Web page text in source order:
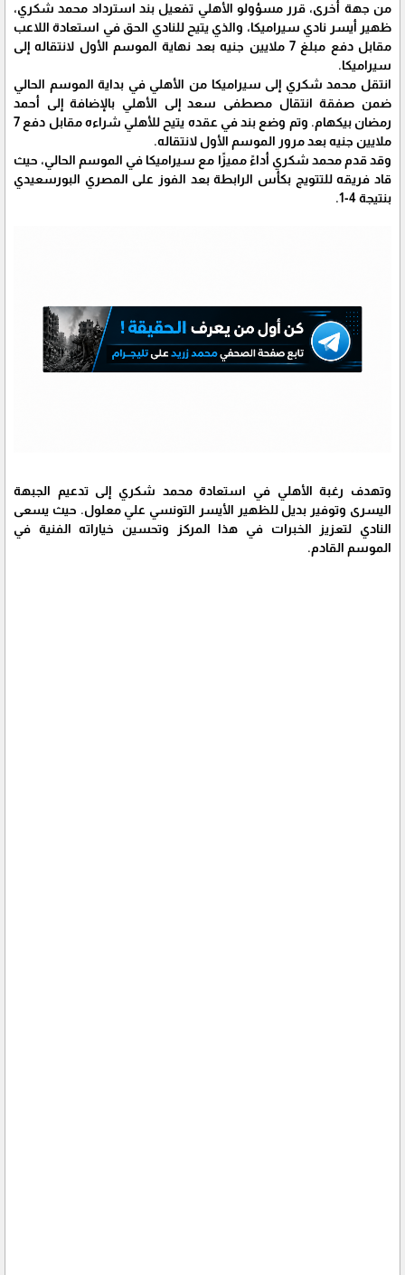
من جهة أخرى، قرر مسؤولو الأهلي تفعيل بند استرداد محمد شكري،
ظهير أيسر نادي سيراميكا، والذي يتيح للنادي الحق في استعادة اللاعب
مقابل دفع مبلغ 7 ملايين جنيه بعد نهاية الموسم الأول لانتقاله إلى
سيراميكا.
انتقل محمد شكري إلى سيراميكا من الأهلي في بداية الموسم الحالي
ضمن صفقة انتقال مصطفى سعد إلى الأهلي بالإضافة إلى أحمد
رمضان بيكهام. وتم وضع بند في عقده يتيح للأهلي شراءه مقابل دفع 7
ملايين جنيه بعد مرور الموسم الأول لانتقاله.
وقد قدم محمد شكري أداءً مميزًا مع سيراميكا في الموسم الحالي، حيث
قاد فريقه للتتويج بكأس الرابطة بعد الفوز على المصري البورسعيدي
بنتيجة 4-1.
وتهدف رغبة الأهلي في استعادة محمد شكري إلى تدعيم الجبهة
اليسرى وتوفير بديل للظهير الأيسر التونسي علي معلول. حيث يسعى
النادي لتعزيز الخبرات في هذا المركز وتحسين خياراته الفنية في
الموسم القادم.